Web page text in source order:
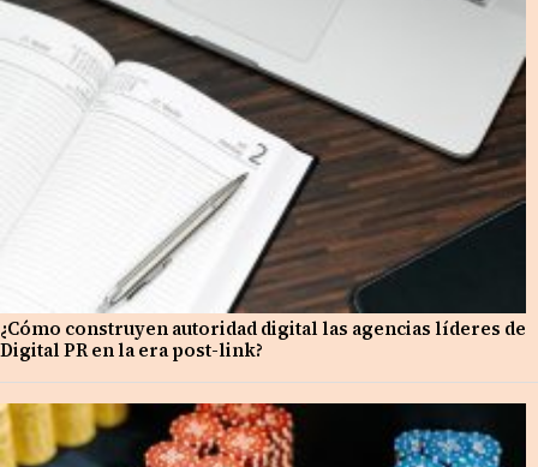
¿Cómo construyen autoridad digital las agencias líderes de
Digital PR en la era post-link?